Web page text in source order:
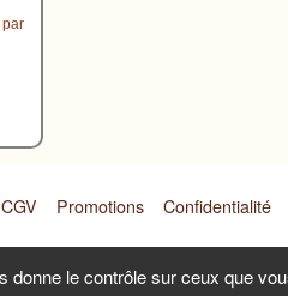
par
Promotions Confidentialité
- Artisan - 169 Impasse
donne le contrôle sur ceux que